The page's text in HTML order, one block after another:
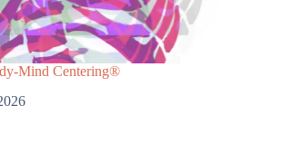
Mind Centering®